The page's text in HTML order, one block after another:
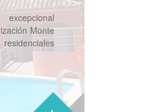
Monte